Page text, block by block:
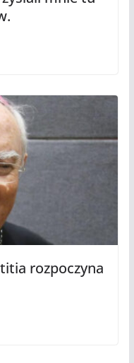
rozpoczyna